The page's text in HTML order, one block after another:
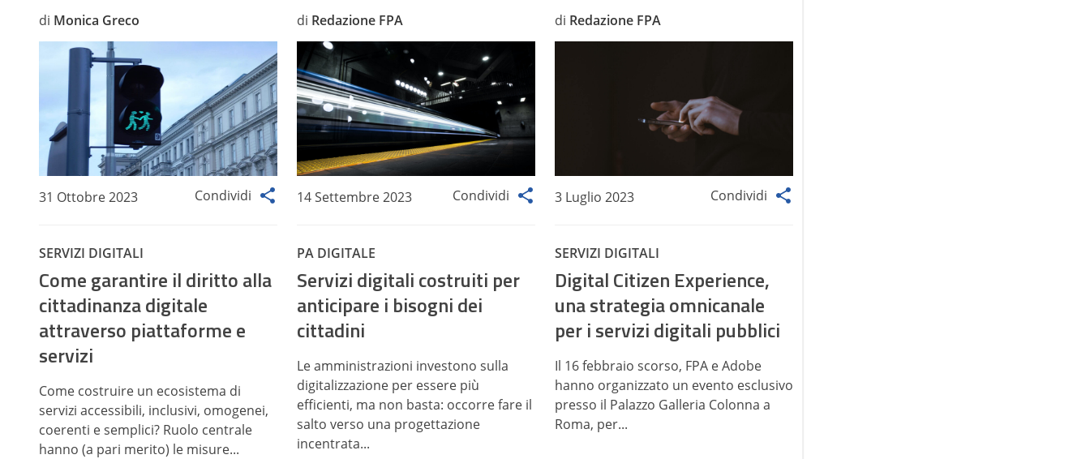
di Monica Greco
31 Ottobre 2023 Condividi
di Redazione FPA
14 Settembre 2023 Condividi
di Redazione FPA
3 Luglio 2023 Condividi
SERVIZI DIGITALI
Come garantire il diritto alla
cittadinanza digitale
attraverso piattaforme e
servizi
Come costruire un ecosistema di
servizi accessibili, inclusivi, omogenei,
coerenti e semplici? Ruolo centrale
hanno (a pari merito) le misure...
PA DIGITALE
Servizi digitali costruiti per
anticipare i bisogni dei
cittadini
Le amministrazioni investono sulla
digitalizzazione per essere più
efficienti, ma non basta: occorre fare il
salto verso una progettazione
incentrata...
SERVIZI DIGITALI
Digital Citizen Experience,
una strategia omnicanale
per i servizi digitali pubblici
Il 16 febbraio scorso, FPA e Adobe
hanno organizzato un evento esclusivo
presso il Palazzo Galleria Colonna a
Roma, per...